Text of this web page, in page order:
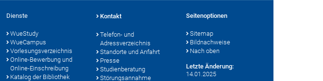
Dienste
WueStudy
WueCampus
Vorlesungsverzeichnis
Online-Bewerbung und
Online-Einschreibung
Katalog der Bibliothek
Kontakt
Telefon- und
Adressverzeichnis
Standorte und Anfahrt
Presse
Studienberatung
Störungsannahme
Seitenoptionen
Sitemap
Bildnachweise
Nach oben
Letzte Änderung:
14.01.2025